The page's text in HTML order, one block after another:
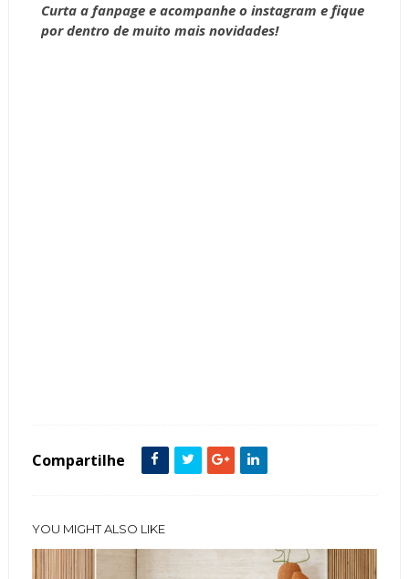
Curta a fanpagee acompanhe o instagram e fique
por dentro de muito mais novidades!
Compartilhe
YOU MIGHT ALSO LIKE